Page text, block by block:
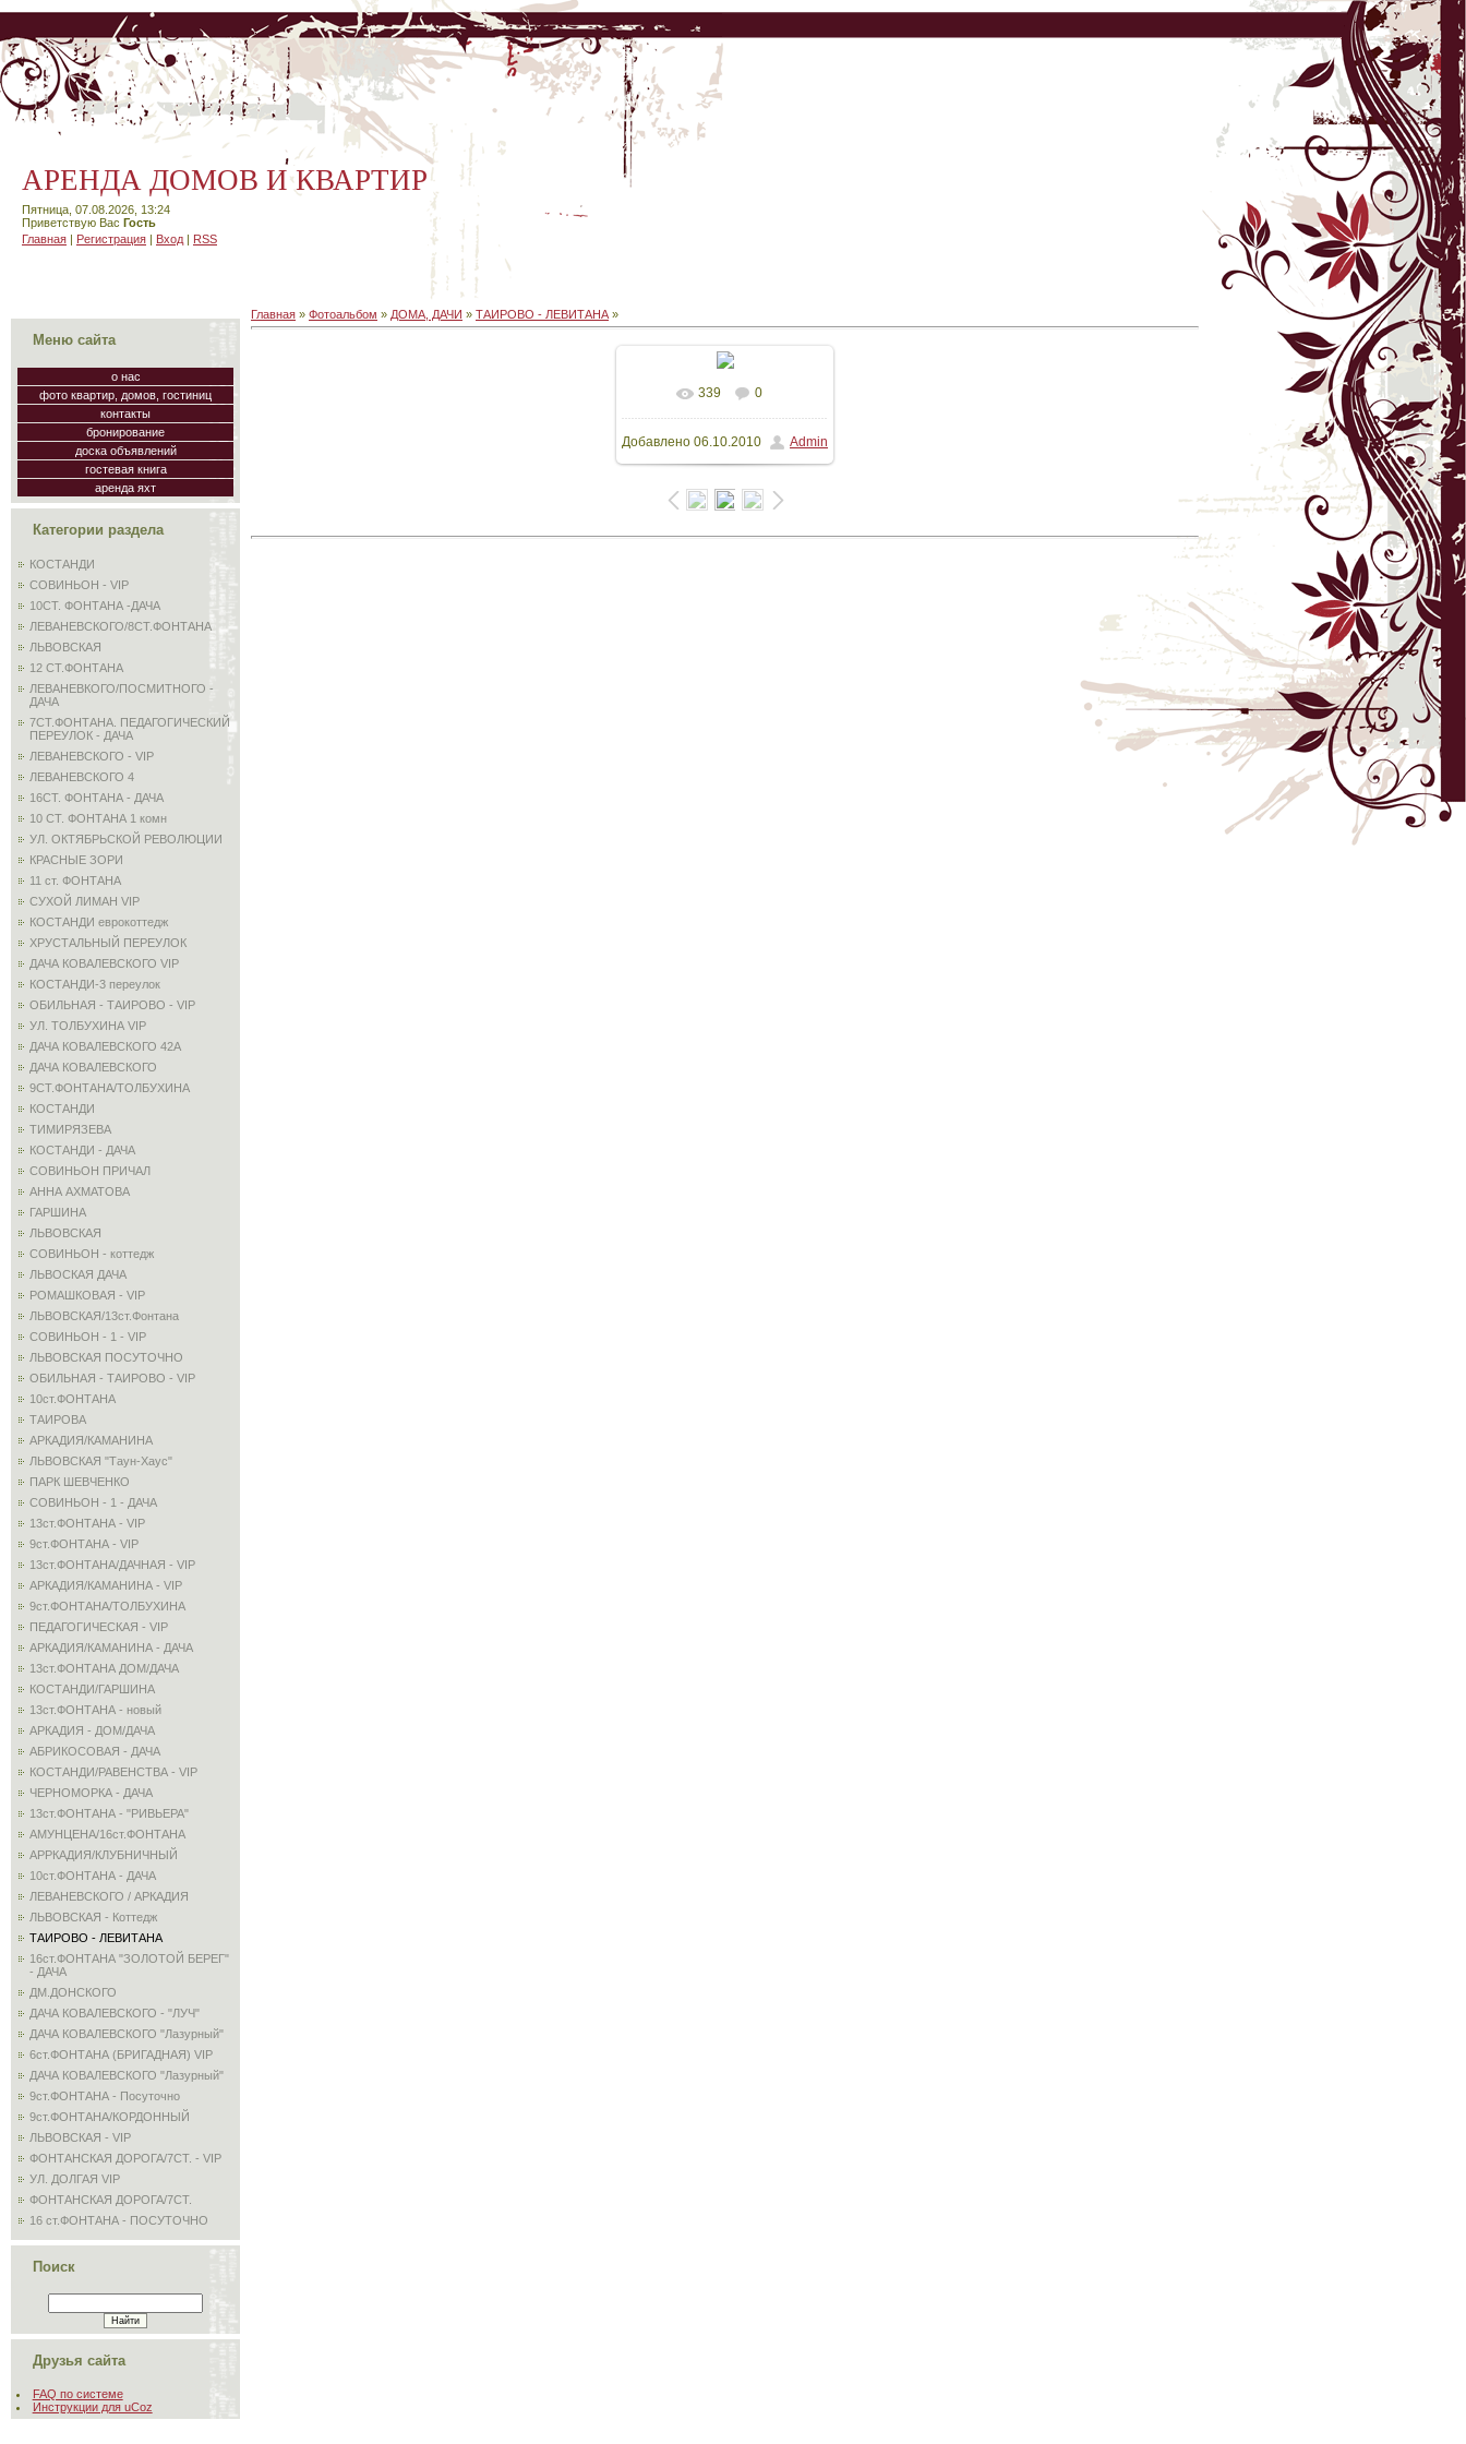
АРЕНДА ДОМОВ И КВАРТИР
Пятница, 07.08.2026, 13:24
Приветствую Вас Гость
Главная | Регистрация | Вход | RSS
Меню сайта
о нас
фото квартир, домов, гостиниц
контакты
бронирование
доска объявлений
гостевая книга
аренда яхт
Категории раздела
КОСТАНДИ
СОВИНЬОН - VIP
10СТ. ФОНТАНА -ДАЧА
ЛЕВАНЕВСКОГО/8СТ.ФОНТАНА
ЛЬВОВСКАЯ
12 СТ.ФОНТАНА
ЛЕВАНЕВКОГО/ПОСМИТНОГО -
ДАЧА
7СТ.ФОНТАНА. ПЕДАГОГИЧЕСКИЙ
ПЕРЕУЛОК - ДАЧА
ЛЕВАНЕВСКОГО - VIP
ЛЕВАНЕВСКОГО 4
16СТ. ФОНТАНА - ДАЧА
10 СТ. ФОНТАНА 1 комн
УЛ. ОКТЯБРЬСКОЙ РЕВОЛЮЦИИ
КРАСНЫЕ ЗОРИ
11 ст. ФОНТАНА
СУХОЙ ЛИМАН VIP
КОСТАНДИ еврокоттедж
ХРУСТАЛЬНЫЙ ПЕРЕУЛОК
ДАЧА КОВАЛЕВСКОГО VIP
КОСТАНДИ-3 переулок
ОБИЛЬНАЯ - ТАИРОВО - VIP
УЛ. ТОЛБУХИНА VIP
ДАЧА КОВАЛЕВСКОГО 42А
ДАЧА КОВАЛЕВСКОГО
9СТ.ФОНТАНА/ТОЛБУХИНА
КОСТАНДИ
ТИМИРЯЗЕВА
КОСТАНДИ - ДАЧА
СОВИНЬОН ПРИЧАЛ
АННА АХМАТОВА
ГАРШИНА
ЛЬВОВСКАЯ
СОВИНЬОН - коттедж
ЛЬВОСКАЯ ДАЧА
РОМАШКОВАЯ - VIP
ЛЬВОВСКАЯ/13ст.Фонтана
СОВИНЬОН - 1 - VIP
ЛЬВОВСКАЯ ПОСУТОЧНО
ОБИЛЬНАЯ - ТАИРОВО - VIP
10ст.ФОНТАНА
ТАИРОВА
АРКАДИЯ/КАМАНИНА
ЛЬВОВСКАЯ "Таун-Хаус"
ПАРК ШЕВЧЕНКО
СОВИНЬОН - 1 - ДАЧА
13ст.ФОНТАНА - VIP
9ст.ФОНТАНА - VIP
13ст.ФОНТАНА/ДАЧНАЯ - VIP
АРКАДИЯ/КАМАНИНА - VIP
9ст.ФОНТАНА/ТОЛБУХИНА
ПЕДАГОГИЧЕСКАЯ - VIP
АРКАДИЯ/КАМАНИНА - ДАЧА
13ст.ФОНТАНА ДОМ/ДАЧА
КОСТАНДИ/ГАРШИНА
13ст.ФОНТАНА - новый
АРКАДИЯ - ДОМ/ДАЧА
АБРИКОСОВАЯ - ДАЧА
КОСТАНДИ/РАВЕНСТВА - VIP
ЧЕРНОМОРКА - ДАЧА
13ст.ФОНТАНА - "РИВЬЕРА"
АМУНЦЕНА/16ст.ФОНТАНА
АРРКАДИЯ/КЛУБНИЧНЫЙ
10ст.ФОНТАНА - ДАЧА
ЛЕВАНЕВСКОГО / АРКАДИЯ
ЛЬВОВСКАЯ - Коттедж
ТАИРОВО - ЛЕВИТАНА
16ст.ФОНТАНА "ЗОЛОТОЙ БЕРЕГ"
- ДАЧА
ДМ.ДОНСКОГО
ДАЧА КОВАЛЕВСКОГО - "ЛУЧ"
ДАЧА КОВАЛЕВСКОГО "Лазурный"
6ст.ФОНТАНА (БРИГАДНАЯ) VIP
ДАЧА КОВАЛЕВСКОГО "Лазурный"
9ст.ФОНТАНА - Посуточно
9ст.ФОНТАНА/КОРДОННЫЙ
ЛЬВОВСКАЯ - VIP
ФОНТАНСКАЯ ДОРОГА/7СТ. - VIP
УЛ. ДОЛГАЯ VIP
ФОНТАНСКАЯ ДОРОГА/7СТ.
16 ст.ФОНТАНА - ПОСУТОЧНО
Поиск
Друзья сайта
FAQ по системе
Инструкции для uCoz
Главная » Фотоальбом » ДОМА, ДАЧИ » ТАИРОВО - ЛЕВИТАНА »
В реальном размере
600x800/ 31.0Kb
339 0
Добавлено 06.10.2010 Admin